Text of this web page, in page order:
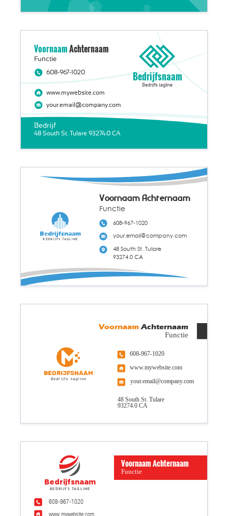
Bedrijfsnaam
Bedrijfs tagline
Bedrijf
48 South St. Tulare 93274.0 CA
your.email@company.com
608-967-1020
www.mywebsite.com
Functie
VoornaamAchternaam
608-967-1020
your.email@company.com
48 South St. Tulare
93274.0 CA
Functie
Voornaam Achternaam
Bedrijfsnaam
Bedrijfs tagline
608-967-1020
www.mywebsite.com
your.email@company.com
48 South St. Tulare
93274.0 CA
Functie
VoornaamAchternaam
Bedrijfsnaam
Bedrijfs tagline
www.mywebsite.com
608-967-1020
Functie
Voornaam Achternaam
Bedrijfsnaam
Bedrijfs tagline